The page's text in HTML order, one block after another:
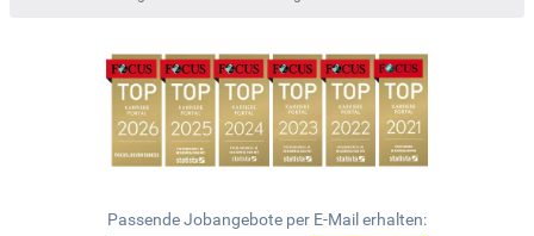
Passende Jobangebote per E-Mail erhalten: